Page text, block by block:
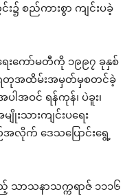
၌ စည်ကားစွာ ကျင်းပခဲ့
းကော်မတီကို ၁၉၉၇ ခုနှစ်
ရတုအထိမ်းအမှတ်မှစတင်ခဲ့
ါအဝင် ရန်ကုန်၊ ပဲခူး၊
းသားကျင်းပရေး
အလိုက် ဒေသပြောင်းရွေ့
ာသနာသက္ကရာဇ် ၁၁၁၆